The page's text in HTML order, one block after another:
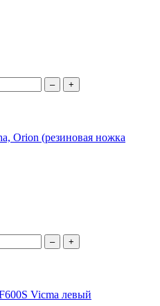
– +
Orion (резиновая ножка
– +
Vicma левый